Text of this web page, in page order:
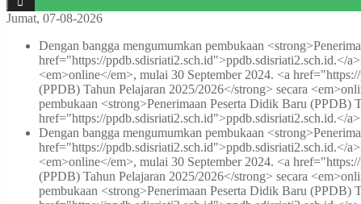
Jumat, 07-08-2026
Dengan bangga mengumumkan pembukaan
href="https://ppdb.sdisriati2.sch.id">ppdb.sdisriati2.sch.id.</a>
<em>online</em>, mulai 30 September 2024. <a
(PPDB) Tahun Pelajaran 2025/2026</strong> secara
pembukaan <strong>Penerimaan Peserta Didik Baru (PPDB)
href="https://ppdb.sdisriati2.sch.id">ppdb.sdisriati2.sch.id.</a>
Dengan bangga mengumumkan pembukaan
href="https://ppdb.sdisriati2.sch.id">ppdb.sdisriati2.sch.id.</a>
<em>online</em>, mulai 30 September 2024. <a
(PPDB) Tahun Pelajaran 2025/2026</strong> secara
pembukaan <strong>Penerimaan Peserta Didik Baru (PPDB)